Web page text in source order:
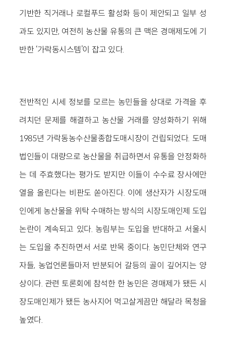
기반한 직거래나 로컬푸드 활성화 등이 제안되고 일부 성
과도 있지만, 여전히 농산물 유통의 큰 맥은 경매제도에 기
반한 ‘가락동시스템’이 잡고 있다.
전반적인 시세 정보를 모르는 농민들을 상대로 가격을 후
려치던 문제를 해결하고 농산물 거래를 양성화하기 위해
1985년 가락동농수산물종합도매시장이 건립되었다. 도매
법인들이 대량으로 농산물을 취급하면서 유통을 안정화하
는 데 주효했다는 평가도 받지만 이들이 수수료 장사에만
열을 올린다는 비판도 쏟아진다. 이에 생산자가 시장도매
인에게 농산물을 위탁 수매하는 방식의 시장도매인제 도입
논란이 계속되고 있다. 농림부는 도입을 반대하고 서울시
는 도입을 추진하면서 서로 반목 중이다. 농민단체와 연구
자들, 농업언론들마저 반분되어 갈등의 골이 깊어지는 양
상이다. 관련 토론회에 참석한 한 농민은 경매제가 됐든 시
장도매인제가 됐든 농사지어 먹고살게끔만 해달라 목청을
높였다.